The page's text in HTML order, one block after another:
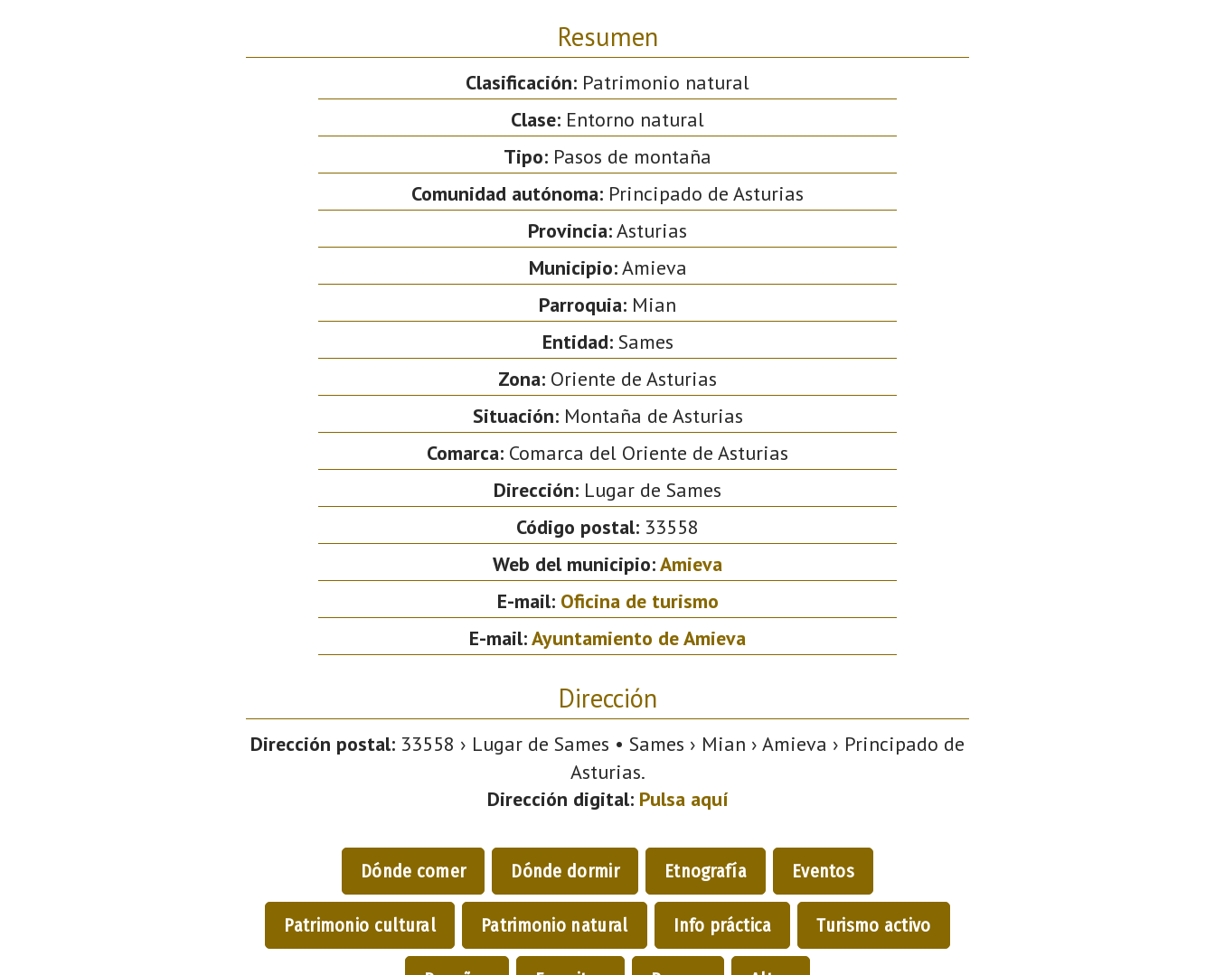
Resumen
Clasificación: Patrimonio natural
Clase: Entorno natural
Tipo: Pasos de montaña
Comunidad autónoma: Principado de Asturias
Provincia:Asturias
Municipio:Amieva
Parroquia: Mian
Entidad:Sames
Zona: Oriente de Asturias
Situación:Montaña de Asturias
Comarca: Comarca del Oriente de Asturias
Dirección: Lugar de Sames
Código postal: 33558
Web del municipio:Amieva
E-mail: Oficina de turismo
E-mail:Ayuntamiento de Amieva
Dirección
Dirección postal: 33558 › Lugar de Sames • Sames › Mian › Amieva › Principado de
Asturias.
Dirección digital: Pulsa aquí
Dónde comer Dónde dormir Etnografía Eventos
Patrimonio cultural Patrimonio natural Info práctica Turismo activo